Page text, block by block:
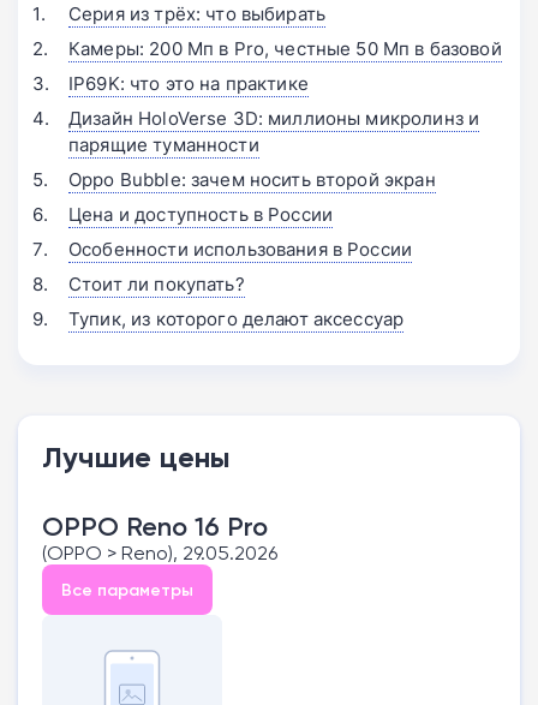
Серия из трёх: что выбирать
Камеры: 200 Мп в Pro, честные 50 Мп в базовой
IP69K: что это на практике
Дизайн HoloVerse 3D: миллионы микролинз и
парящие туманности
Oppo Bubble: зачем носить второй экран
Цена и доступность в России
Особенности использования в России
Стоит ли покупать?
Тупик, из которого делают аксессуар
Лучшие цены
OPPO Reno 16 Pro
(OPPO > Reno), 29.05.2026
Все параметры